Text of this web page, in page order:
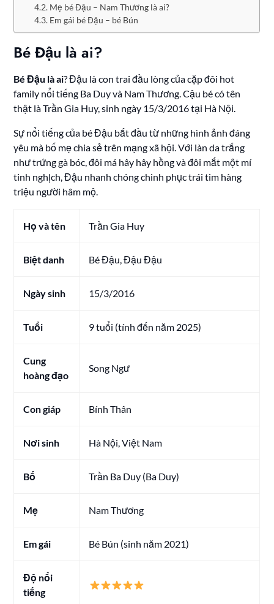
Mẹ bé Đậu – Nam Thương là ai?
Em gái bé Đậu – bé Bún
Bé Đậu là ai?
Bé Đậu là ai? Đậu là con trai đầu lòng của cặp đôi hot
family nổi tiếng Ba Duy và Nam Thương. Cậu bé có tên
thật là Trần Gia Huy, sinh ngày 15/3/2016 tại Hà Nội.
Sự nổi tiếng của bé Đậu bắt đầu từ những hình ảnh đáng
yêu mà bố mẹ chia sẻ trên mạng xã hội. Với làn da trắng
như trứng gà bóc, đôi má hây hây hồng và đôi mắt một mí
tinh nghịch, Đậu nhanh chóng chinh phục trái tim hàng
triệu người hâm mộ.
Họ và tên Trần Gia Huy
Biệt danh Bé Đậu, Đậu Đậu
Ngày sinh 15/3/2016
Tuổi 9 tuổi (tính đến năm 2025)
Cung
hoàng đạo
Song Ngư
Con giáp Bính Thân
Nơi sinh Hà Nội, Việt Nam
Bố Trần Ba Duy (Ba Duy)
Mẹ Nam Thương
Em gái Bé Bún (sinh năm 2021)
Độ nổi
tiếng